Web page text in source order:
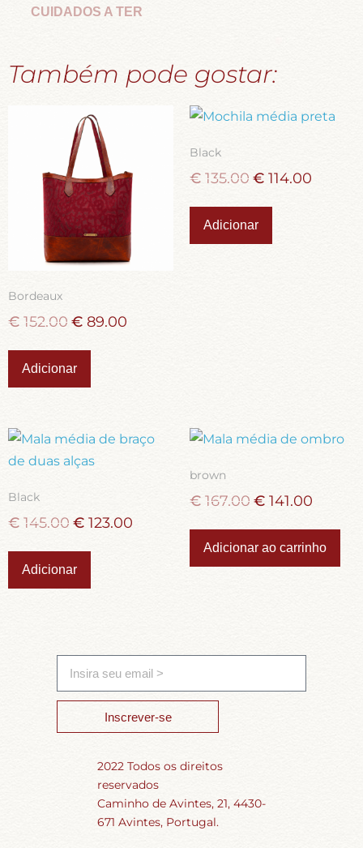
CUIDADOS A TER
Também pode gostar:
Bordeaux
€ 152.00 € 89.00
Adicionar
Black
€ 135.00 € 114.00
Adicionar
Black
€ 145.00 € 123.00
Adicionar
brown
€ 167.00 € 141.00
Adicionar ao carrinho
Inscrever-se
2022 Todos os direitos
reservados
Caminho de Avintes, 21, 4430-
671 Avintes, Portugal.